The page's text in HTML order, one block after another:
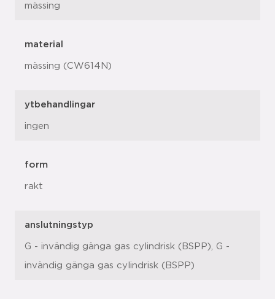
mässing
material
mässing (CW614N)
ytbehandlingar
ingen
form
rakt
anslutningstyp
G - invändig gänga gas cylindrisk (BSPP), G -
invändig gänga gas cylindrisk (BSPP)